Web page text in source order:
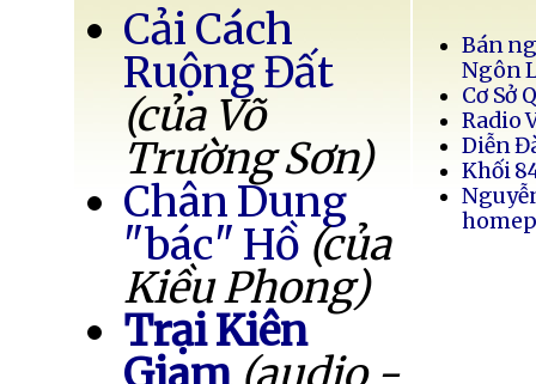
Cải Cách
Ruộng Đất
(của Võ
Trường Sơn)
Chân Dung
"bác" Hồ (của
Kiều Phong)
Trại Kiên
Bán
Ngôn
Cơ Sở
Radio
Diễn
Khối